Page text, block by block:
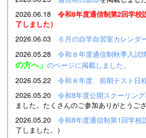
2026.06.18 令和8年度通信制第2回学校
了しました）
2026.06.03
６月の自学自習室カレンダ
2026.05.28 令和８年度通信制秋季入試
の方へ」 のページに掲載しました。
2026.05.22 令和８年度 前期テスト日
2026.05.20 令和8年度公開スクーリン
ました。たくさんのご参加ありがとうご
2026.05.20 令和8年度通信制第1回学校
了しました。）